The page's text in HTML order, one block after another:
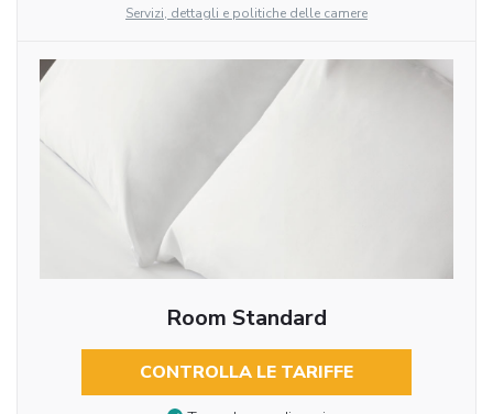
Servizi, dettagli e politiche delle camere
Room Standard
CONTROLLA LE TARIFFE